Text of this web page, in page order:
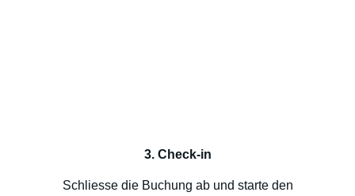
3. Check-in
Schliesse die Buchung ab und starte den